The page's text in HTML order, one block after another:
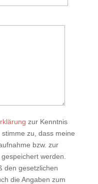
zur Kenntnis
zu, dass meine
bzw. zur
werden.
den gesetzlichen
die Angaben zum